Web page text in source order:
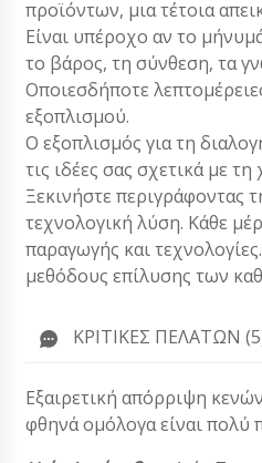
προϊόντων, μια τέτοια
Είναι υπέροχο αν το
το βάρος, τη σύνθεση, τα
Οποιεσδήποτε
εξοπλισμού.
Ο εξοπλισμός για τη
τις ιδέες σας σχετικά με
Ξεκινήστε περιγράφοντας
τεχνολογική λύση. Κάθε
παραγωγής και
μεθόδους επίλυσης των
ΚΡΙΤΙΚΈΣ ΠΕΛΑΤΏΝ
Εξαιρετική απόρριψη
φθηνά ομόλογα είναι πολύ